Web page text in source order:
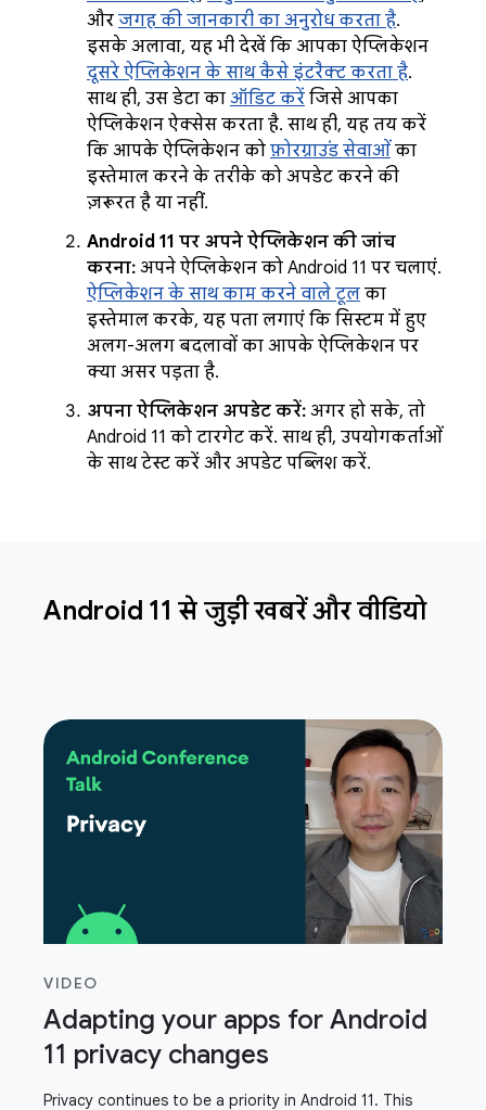
और जगह की जानकारी का अनुरोध करता है.
इसके अलावा, यह भी देखें कि आपका ऐप्लिकेशन
दूसरे ऐप्लिकेशन के साथ कैसे इंटरैक्ट करता है.
साथ ही, उस डेटा का ऑडिट करें जिसे आपका
ऐप्लिकेशन ऐक्सेस करता है. साथ ही, यह तय करें
कि आपके ऐप्लिकेशन को फ़ोरग्राउंड सेवाओं का
इस्तेमाल करने के तरीके को अपडेट करने की
ज़रूरत है या नहीं.
Android 11 पर अपने ऐप्लिकेशन की जांच
करना: अपने ऐप्लिकेशन को Android 11 पर चलाएं.
ऐप्लिकेशन के साथ काम करने वाले टूल का
इस्तेमाल करके, यह पता लगाएं कि सिस्टम में हुए
अलग-अलग बदलावों का आपके ऐप्लिकेशन पर
क्या असर पड़ता है.
अपना ऐप्लिकेशन अपडेट करें: अगर हो सके, तो
Android 11 को टारगेट करें. साथ ही, उपयोगकर्ताओं
के साथ टेस्ट करें और अपडेट पब्लिश करें.
Android 11 से जुड़ी खबरें और वीडियो
VIDEO
Adapting your apps for Android
11 privacy changes
Privacy continues to be a priority in Android 11. This